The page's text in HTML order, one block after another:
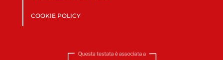
COOKIE POLICY